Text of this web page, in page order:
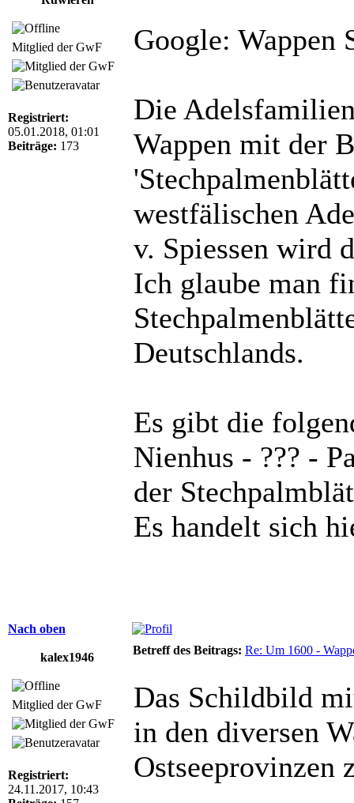
Mitglied der GwF
Registriert:
05.01.2018, 01:01
Beiträge: 173
Google: Wappen
Die
Wappen mit der
westfälischen
v. Spiessen wird
Ich glaube man
Deutschlands.
Es gibt die
Nienhus - ??? -
der
Es handelt sich
Nach oben
kalex1946
Betreff des Beitrags: Re: Um 1600 -
Mitglied der GwF
Registriert:
24.11.2017, 10:43
Das Schildbild
in den diversen
Ostseeprovinzen